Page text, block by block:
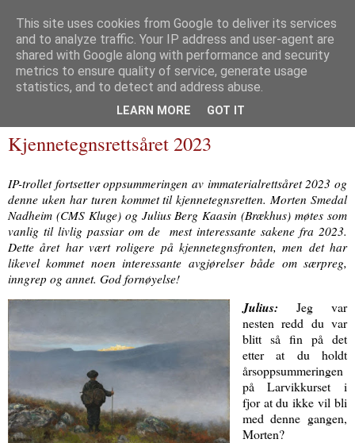
Immaterialretts­trollet
En blogg om immaterialrett og tilliggende herligheter
Kjennetegnsrettsåret 2023
IP-trollet fortsetter oppsummeringen av immaterialrettsåret 2023 og
denne uken har turen kommet til kjennetegnsretten. Morten Smedal
Nadheim (CMS Kluge) og Julius Berg Kaasin (Brækhus) møtes som
vanlig til livlig passiar om de mest interessante sakene fra 2023.
Dette året har vært roligere på kjennetegnsfronten, men det har
likevel kommet noen interessante avgjørelser både om særpreg,
inngrep og annet. God fornøyelse!
Julius: Jeg var
nesten redd du var
blitt så fin på det
etter at du holdt
årsoppsummeringen
på Larvikkurset i
fjor at du ikke vil bli
med denne gangen,
Morten?
This site uses cookies from Google to deliver its services
and to analyze traffic. Your IP address and user-agent are
shared with Google along with performance and security
metrics to ensure quality of service, generate usage
statistics, and to detect and address abuse.
LEARN MORE GOT IT